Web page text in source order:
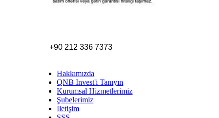
+90 212 336 7373
Hakkımızda
QNB Invest'i Tanıyın
Kurumsal Hizmetlerimiz
Şubelerimiz
İletişim